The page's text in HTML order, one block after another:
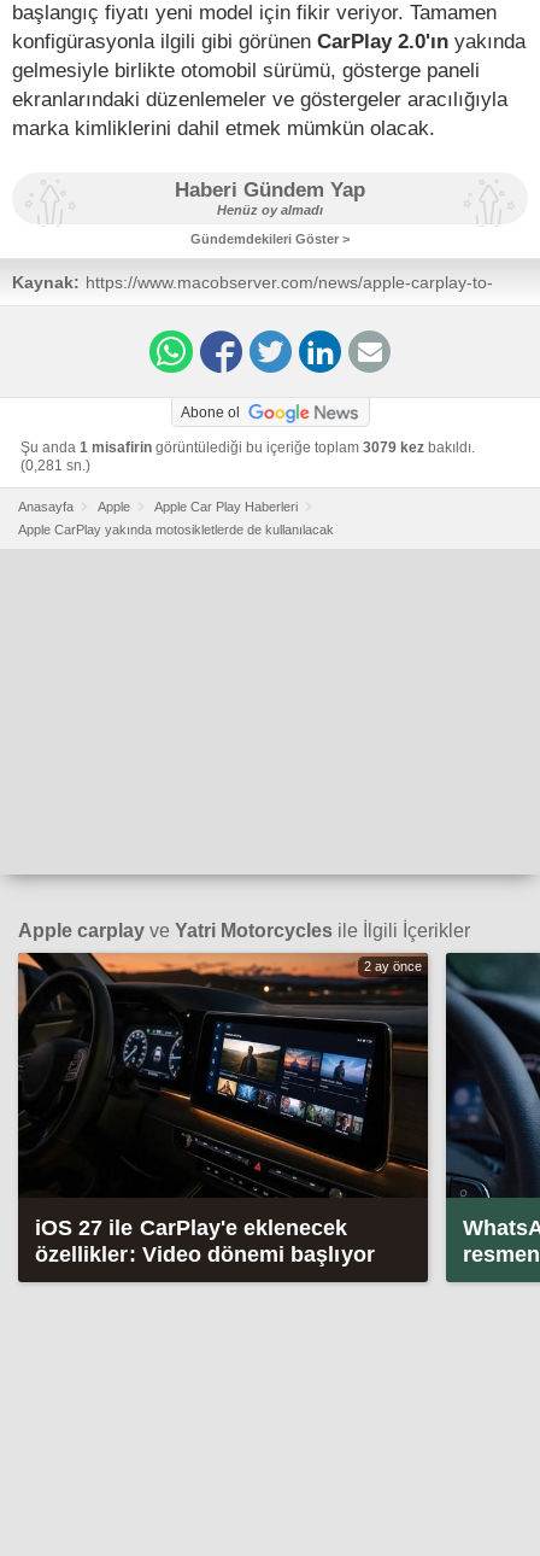
başlangıç ​​fiyatı yeni model için fikir veriyor. Tamamen
konfigürasyonla ilgili gibi görünen CarPlay 2.0'ın yakında
gelmesiyle birlikte otomobil sürümü, gösterge paneli
ekranlarındaki düzenlemeler ve göstergeler aracılığıyla
marka kimliklerini dahil etmek mümkün olacak.
Haberi Gündem Yap
Henüz oy almadı
Gündemdekileri Göster >
Kaynak: https://www.macobserver.com/news/apple-carplay-to-
soon-appear-on-motorcycles/?
Abone ol
Şu anda 1 misafirin görüntülediği bu içeriğe toplam 3079 kez bakıldı.
(0,281 sn.)
Anasayfa Apple
Apple Car Play Haberleri
Apple CarPlay yakında motosikletlerde de kullanılacak
Apple carplay ve Yatri Motorcycles ile İlgili İçerikler
2 ay önce
iOS 27 ile CarPlay'e eklenecek
özellikler: Video dönemi başlıyor